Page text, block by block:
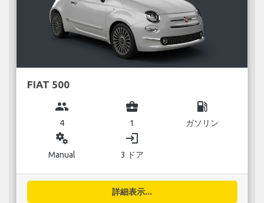
FIAT 500
group
4
business_center
1
local_gas_station
ガソリン
miscellaneous_services
Manual
login
3 ドア
詳細表示...